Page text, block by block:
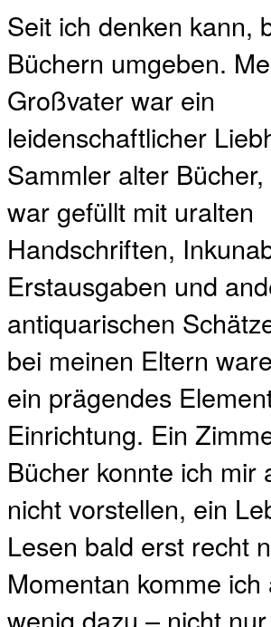
Seit ich denken kann,
Büchern umgeben.
Großvater war ein
leidenschaftlicher
Sammler alter
war gefüllt mit uralten
Handschriften,
Erstausgaben und
antiquarischen
bei meinen Eltern
ein prägendes
Einrichtung. Ein
Bücher konnte ich mir
nicht vorstellen, ein
Lesen bald erst recht
Momentan komme ich
wenig dazu – nicht